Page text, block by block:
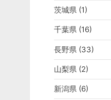
茨城県(1)
千葉県(16)
長野県 (33)
山梨県 (2)
新潟県(6)